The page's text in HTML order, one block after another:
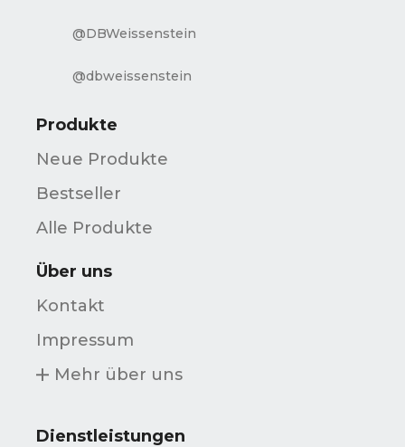
@DBWeissenstein
@dbweissenstein
Produkte
Neue Produkte
Bestseller
Alle Produkte
Über uns
Kontakt
Impressum
Mehr über uns
Dienstleistungen